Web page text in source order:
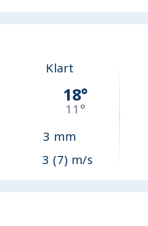
Klart
18°
11°
3 mm
3 (7) m/s